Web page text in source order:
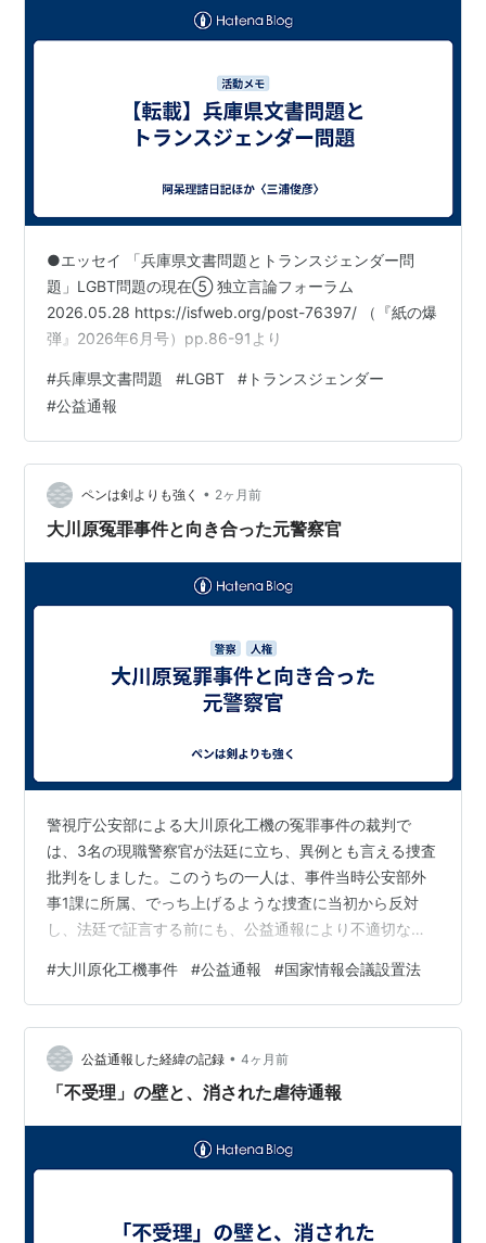
●エッセイ 「兵庫県文書問題とトランスジェンダー問
題」LGBT問題の現在⑤ 独立言論フォーラム
2026.05.28 https://isfweb.org/post-76397/ （『紙の爆
弾』2026年6月号）pp.86-91より
#兵庫県文書問題 #LGBT # トランスジェンダー
#公益通報
ペンは剣よりも強く • 2ヶ月前
大川原冤罪事件と向き合った元警察官
警視庁公安部による大川原化工機の冤罪事件の裁判で
は、3名の現職警察官が法廷に立ち、異例とも言える捜査
批判をしました。このうちの一人は、事件当時公安部外
事1課に所属、でっち上げるような捜査に当初から反対
し、法廷で証言する前にも、公益通報により不適切な捜
ず、法廷での証言についても「壮大な虚構」と切り捨て
ました。 この警察官（元警部補）はこの春退職したそう
です。事件捜査に関わった警察官で自ら辞職したのはこ
の方だけです。毎日新聞の取材に応じた彼は、「警察組
織の反省の仕方に納得できない」と、今の思いを次のよ
#大川原化工機事件 #公益通報 #国家情報会議設置法
公益通報した経緯の記録 • 4ヶ月前
「不受理」の壁と、消された虐待通報